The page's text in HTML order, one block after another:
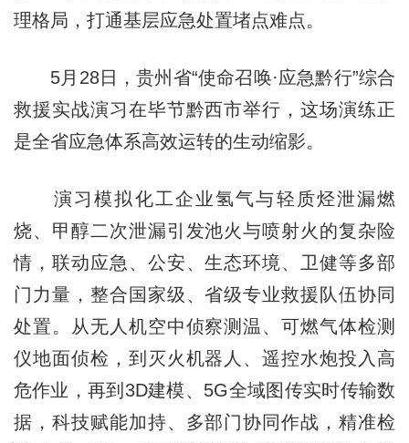
理格局，打通基层应急处置堵点难点。
5月28日，贵州省“使命召唤·应急黔行”综合
救援实战演习在毕节黔西市举行，这场演练正
是全省应急体系高效运转的生动缩影。
演习模拟化工企业氢气与轻质烃泄漏燃
烧、甲醇二次泄漏引发池火与喷射火的复杂险
情，联动应急、公安、生态环境、卫健等多部
门力量，整合国家级、省级专业救援队伍协同
处置。从无人机空中侦察测温、可燃气体检测
仪地面侦检，到灭火机器人、遥控水炮投入高
危作业，再到3D建模、5G全域图传实时传输数
据，科技赋能加持、多部门协同作战，精准检